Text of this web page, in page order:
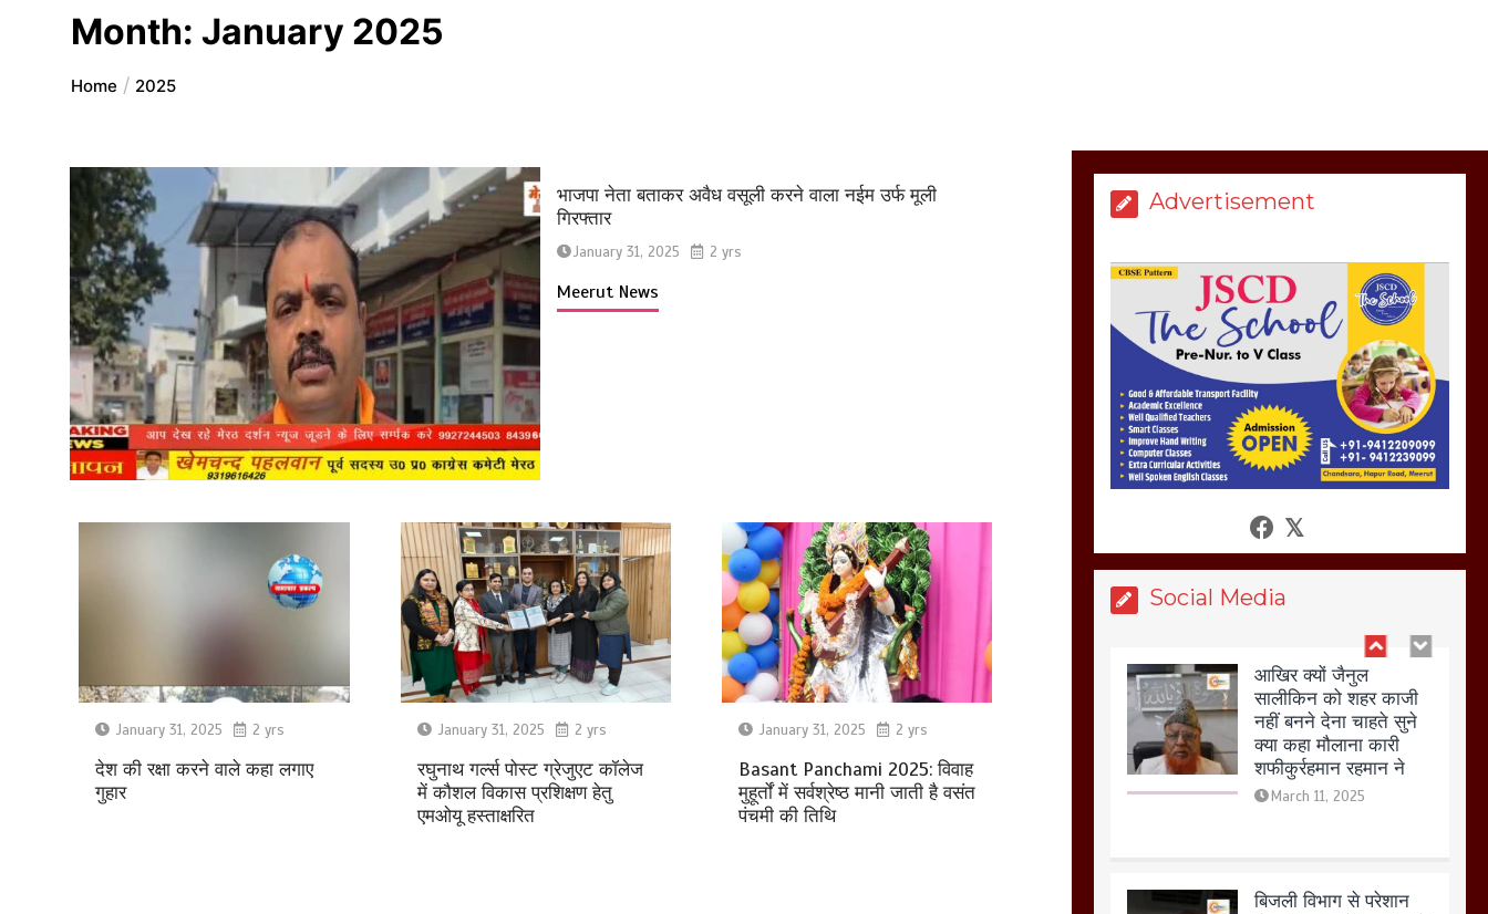
Month: January 2025
Home 2025
भाजपा नेता बताकर अवैध वसूली करने वाला नईम उर्फ मूली
गिरफ्तार
January 31, 2025 2 yrs
Meerut News
January 31, 2025 2 yrs
देश की रक्षा करने वाले कहा लगाए
गुहार
January 31, 2025 2 yrs
रघुनाथ गर्ल्स पोस्ट ग्रेजुएट कॉलेज
में कौशल विकास प्रशिक्षण हेतु
एमओयू हस्ताक्षरित
January 31, 2025 2 yrs
Basant Panchami 2025: विवाह
मुहूर्तों में सर्वश्रेष्ठ मानी जाती है वसंत
पंचमी की तिथि
Advertisement
Social Media
मेरठ सुराजकुंड शमशान
घाट में चिता से अस्थि
उठाकर खाते कुत्ते का
March 6, 2025
होलिका रखने पर लात मार
कर होलिका को किया तहस
नहस,मोहल्ले वालों के साथ
की गई गाली गलोच ,कहा
अगर रखी गई होली तो होगा
खून खराबा,
March 11, 2025
आखिर क्यों जैनुल
नहीं बनने देना चाहते सुने
क्या कहा मौलाना कारी
शफीकुर्रहमान रहमान ने
March 11, 2025
अनशन की चेतावनी